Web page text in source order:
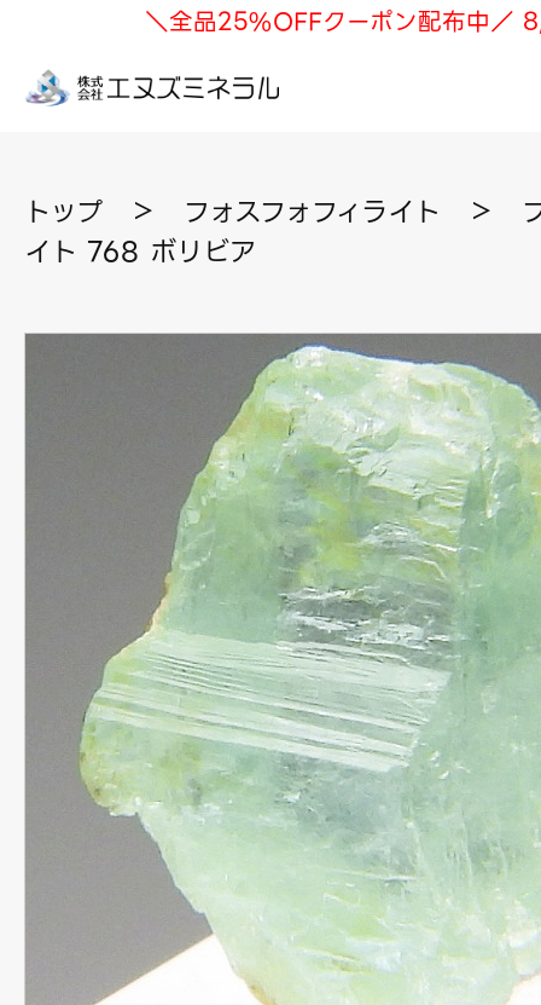
＼全品25%OFFクーポン配布中／
トップ ＞ フォスフォフィライト ＞
イト 768 ボリビア